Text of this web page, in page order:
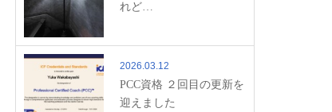
れど…
2026.03.12
PCC資格 ２回目の更新を
迎えました